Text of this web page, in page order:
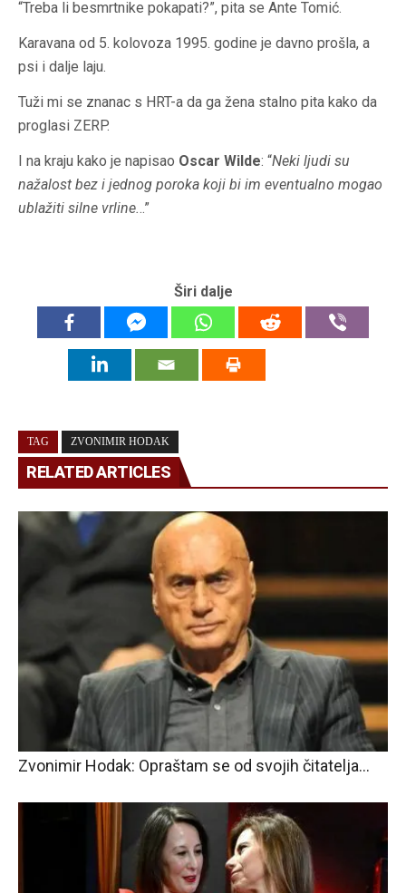
“Treba li besmrtnike pokapati?”, pita se Ante Tomić.
Karavana od 5. kolovoza 1995. godine je davno prošla, a
psi i dalje laju.
Tuži mi se znanac s HRT-a da ga žena stalno pita kako da
proglasi ZERP.
I na kraju kako je napisao Oscar Wilde: “Neki ljudi su
nažalost bez i jednog poroka koji bi im eventualno mogao
ublažiti silne vrline...”
Širi dalje
TAG ZVONIMIR HODAK
RELATED ARTICLES
Zvonimir Hodak: Opraštam se od svojih čitatelja…